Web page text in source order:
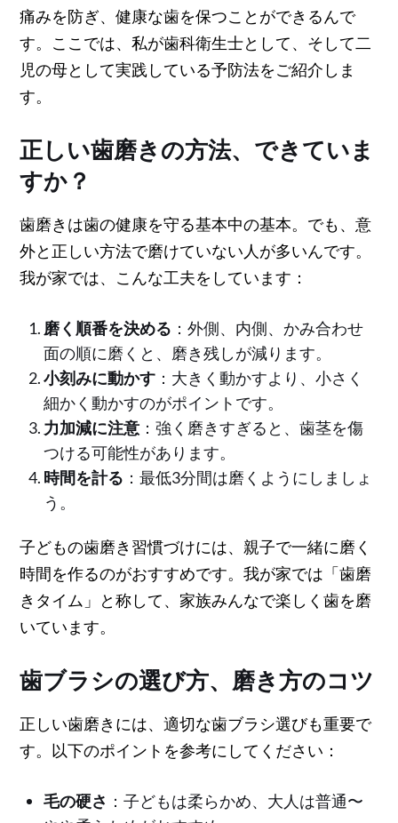
痛みを防ぎ、健康な歯を保つことができるんで
す。ここでは、私が歯科衛生士として、そして二
児の母として実践している予防法をご紹介しま
す。
正しい歯磨きの方法、できていま
すか？
歯磨きは歯の健康を守る基本中の基本。でも、意
外と正しい方法で磨けていない人が多いんです。
我が家では、こんな工夫をしています：
磨く順番を決める ：外側、内側、かみ合わせ
面の順に磨くと、磨き残しが減ります。
小刻みに動かす ：大きく動かすより、小さく
細かく動かすのがポイントです。
力加減に注意 ：強く磨きすぎると、歯茎を傷
つける可能性があります。
時間を計る ：最低3分間は磨くようにしましょ
う。
子どもの歯磨き習慣づけには、親子で一緒に磨く
時間を作るのがおすすめです。我が家では「歯磨
きタイム」と称して、家族みんなで楽しく歯を磨
いています。
歯ブラシの選び方、磨き方のコツ
正しい歯磨きには、適切な歯ブラシ選びも重要で
す。以下のポイントを参考にしてください：
毛の硬さ ：子どもは柔らかめ、大人は普通〜